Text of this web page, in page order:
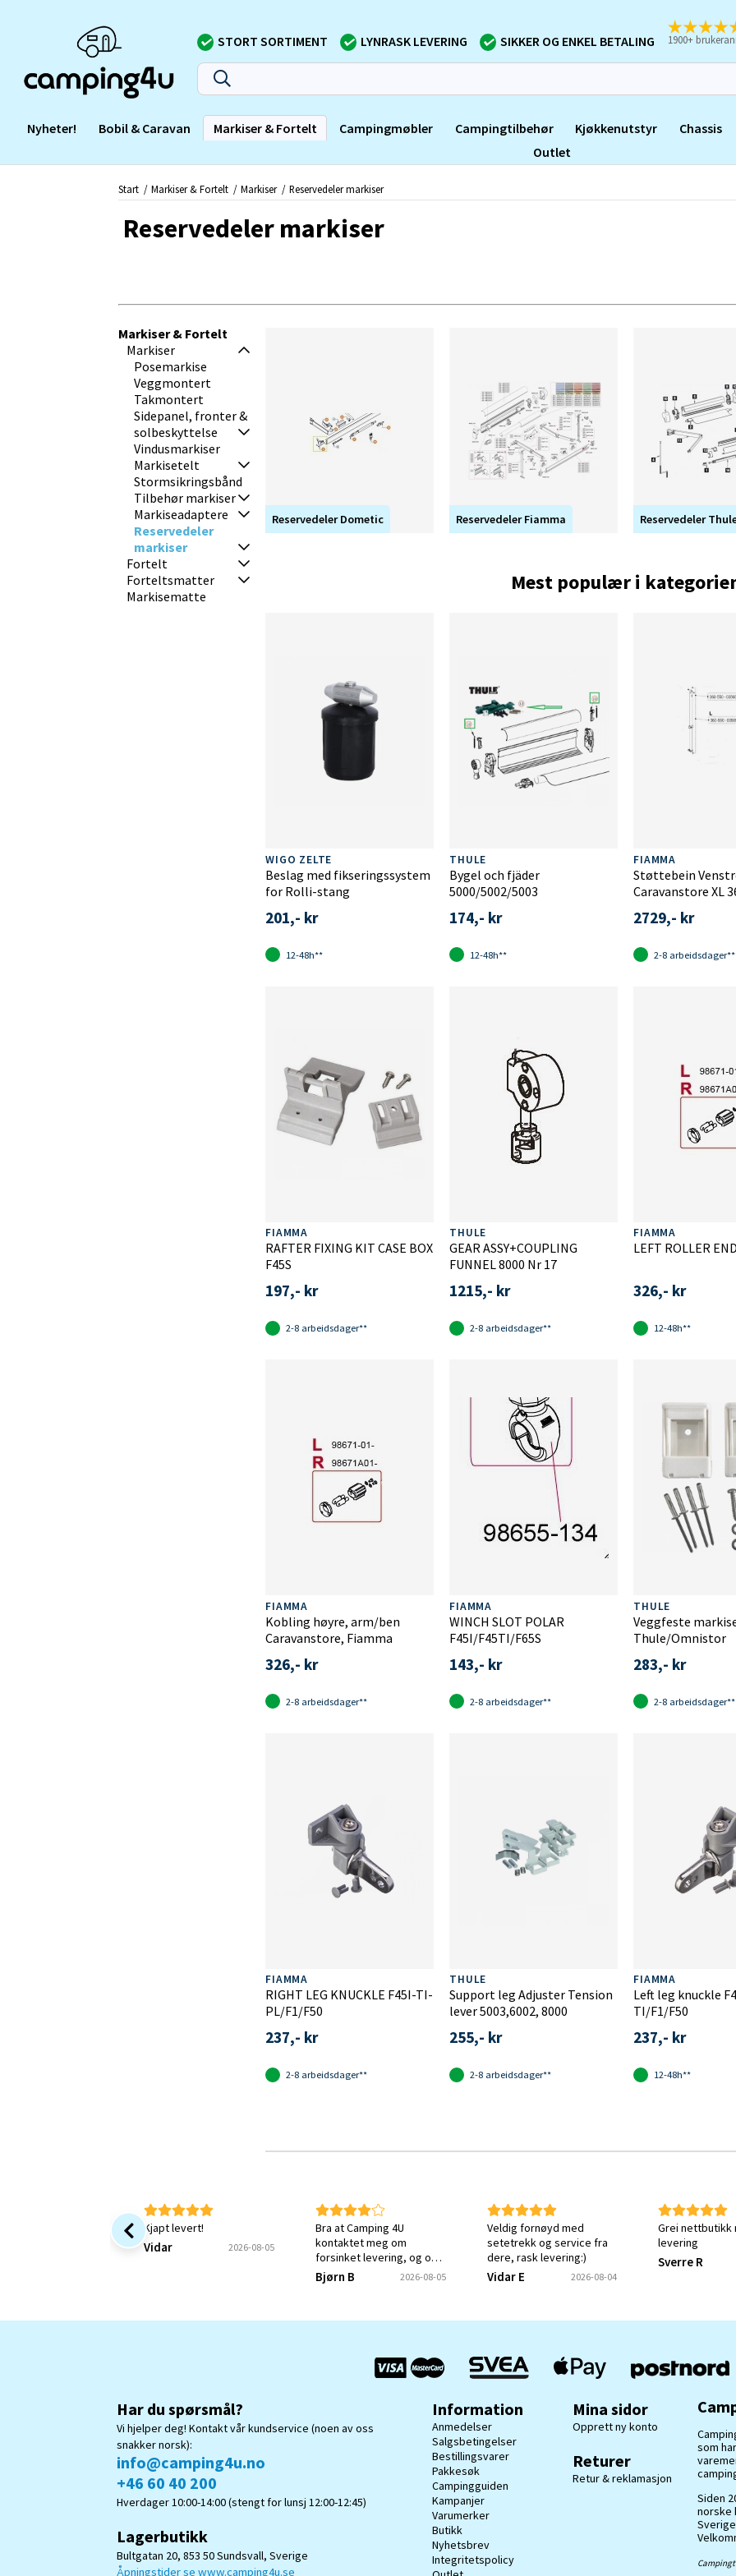
STORT SORTIMENT LYNRASK LEVERING SIKKER OG ENKEL BETALING 1900+
Nyheter! Bobil & Caravan Markiser & Fortelt Campingmøbler Campingtilbehør Kjøkkenutstyr
Chassis
Outlet
Start Markiser & Fortelt Markiser Reservedeler markiser
Reservedeler markiser
Markiser & Fortelt
Markiser
Posemarkise
Veggmontert
Takmontert
Sidepanel, fronter &
solbeskyttelse
Vindusmarkiser
Markisetelt
Stormsikringsbånd
Tilbehør markiser
Markiseadaptere
Reservedeler
markiser
Fortelt
Forteltsmatter
Markisematte
Reservedeler Dometic Reservedeler Fiamma Reservedeler
Mest populær i
WIGO ZELTE
Beslag med fikseringssystem
for Rolli-stang
201,- kr
12-48h**
THULE
Bygel och fjäder
5000/5002/5003
174,- kr
12-48h**
FIAMMA
Støttebein
Caravanstore XL
2729,- kr
2-8 arbeidsdager**
FIAMMA
RAFTER FIXING KIT CASE BOX
F45S
197,- kr
2-8 arbeidsdager**
THULE
GEAR ASSY+COUPLING
FUNNEL 8000 Nr 17
1215,- kr
2-8 arbeidsdager**
FIAMMA
LEFT ROLLER
326,- kr
12-48h**
FIAMMA
Kobling høyre, arm/ben
Caravanstore, Fiamma
326,- kr
2-8 arbeidsdager**
FIAMMA
WINCH SLOT POLAR
F45I/F45TI/F65S
143,- kr
2-8 arbeidsdager**
THULE
Veggfeste
Thule/Omnistor
283,- kr
2-8 arbeidsdager**
FIAMMA
RIGHT LEG KNUCKLE F45I-TI-
PL/F1/F50
237,- kr
2-8 arbeidsdager**
THULE
Support leg Adjuster Tension
lever 5003,6002, 8000
255,- kr
2-8 arbeidsdager**
FIAMMA
Left leg knuckle
TI/F1/F50
237,- kr
12-48h**
Kjapt levert!
Vidar 2026-08-05
Bra at Camping 4U
kontaktet meg om
forsinket levering, og om
jeg fortsatt ønsket varen.
Kunne ønsket meg en
Bjørn B 2026-08-05
Veldig fornøyd med
setetrekk og service fra
dere, rask levering:)
Vidar E 2026-08-04
Grei nettbutikk
levering
Sverre R
Har du spørsmål?
Vi hjelper deg! Kontakt vår kundservice (noen av oss
snakker norsk):
info@camping4u.no
+46 60 40 200
Hverdager 10:00-14:00 (stengt for lunsj 12:00-12:45)
Lagerbutikk
Bultgatan 20, 853 50 Sundsvall, Sverige
Åpningstider se www.camping4u.se
Information
Anmedelser
Salgsbetingelser
Bestillingsvarer
Pakkesøk
Campingguiden
Kampanjer
Varumerker
Butikk
Nyhetsbrev
Integritetspolicy
Mina sidor
Opprett ny konto
Returer
Retur & reklamasjon
som
Siden
norske